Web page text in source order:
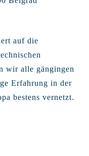
auf die
wir alle gängingen
Erfahrung in der
bestens vernetzt.